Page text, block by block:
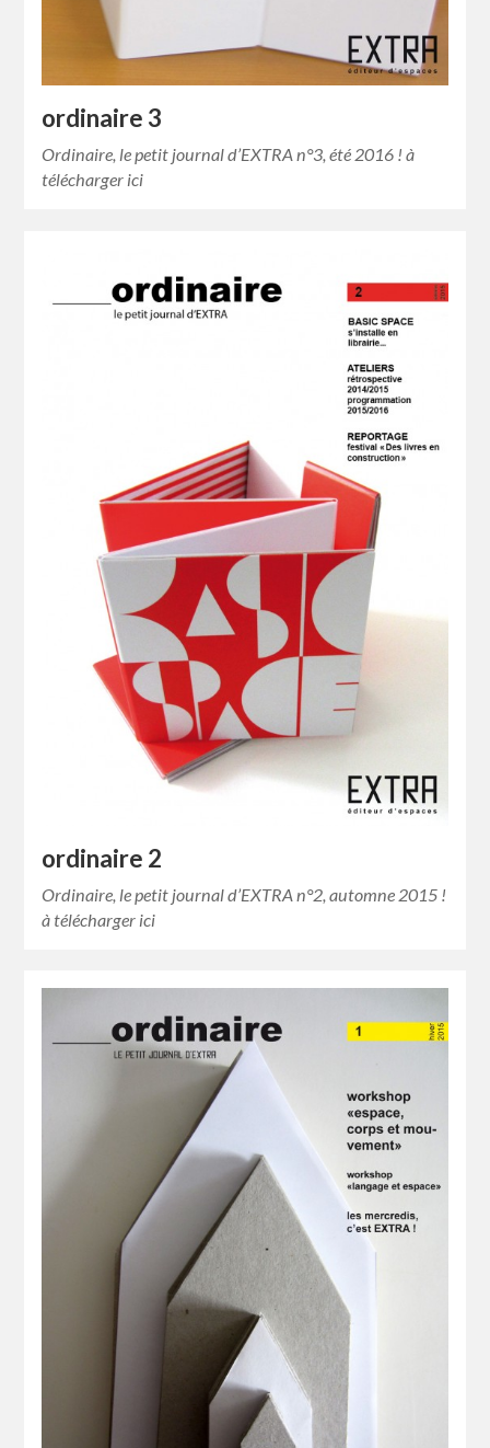
ordinaire 3
Ordinaire, le petit journal d’EXTRA n°3, été 2016 ! à
télécharger ici
ordinaire 2
Ordinaire, le petit journal d’EXTRA n°2, automne 2015 !
à télécharger ici